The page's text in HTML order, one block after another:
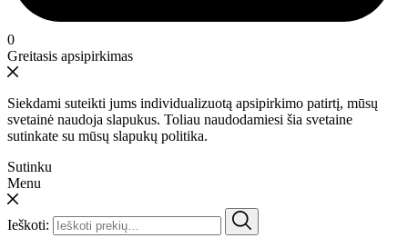
0
Greitasis apsipirkimas
Siekdami suteikti jums individualizuotą apsipirkimo patirtį, mūsų
svetainė naudoja slapukus. Toliau naudodamiesi šia svetaine
sutinkate su mūsų slapukų politika.
Sutinku
Menu
Ieškoti: